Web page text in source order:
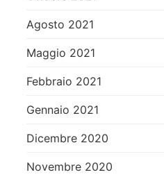
Agosto 2021
Maggio 2021
Febbraio 2021
Gennaio 2021
Dicembre 2020
Novembre 2020